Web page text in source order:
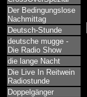
Der Bedingungslose
Nachmittag
Deutsch-Stunde
deutsche mugge -
Die Radio Show
die lange Nacht
Die Live In Reitwein
Radiostunde
Doppelgänger